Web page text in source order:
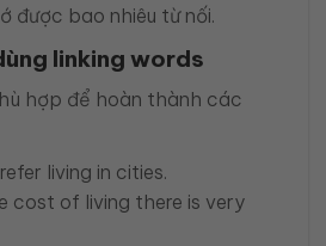
được bao nhiêu từ nối.
linking words
hợp để hoàn thành các
living in cities.
cost of living there is very